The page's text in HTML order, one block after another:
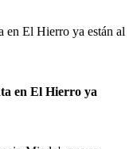
en El Hierro ya